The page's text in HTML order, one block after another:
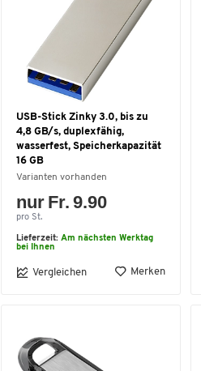
USB-Stick Zinky 3.0, bis zu
4,8 GB/s, duplexfähig,
wasserfest, Speicherkapazität
16 GB
Varianten vorhanden
nur Fr. 9.90
pro St.
Lieferzeit: Am nächsten Werktag
bei Ihnen
Vergleichen Merken